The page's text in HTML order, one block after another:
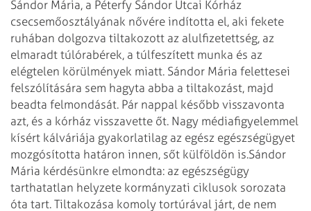
Sándor Mária, a Péterfy Sándor Utcai Kórház
csecsemőosztályának nővére indította el, aki fekete
ruhában dolgozva tiltakozott az alulfizetettség, az
elmaradt túlórabérek, a túlfeszített munka és az
elégtelen körülmények miatt. Sándor Mária felettesei
felszólítására sem hagyta abba a tiltakozást, majd
beadta felmondását. Pár nappal később visszavonta
azt, és a kórház visszavette őt. Nagy médiafigyelemmel
kísért kálváriája gyakorlatilag az egész egészségügyet
mozgósította határon innen, sőt külföldön is.Sándor
Mária kérdésünkre elmondta: az egészségügy
tarthatatlan helyzete kormányzati ciklusok sorozata
óta tart. Tiltakozása komoly tortúrával járt, de nem